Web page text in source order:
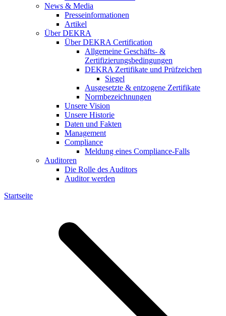
News & Media
Presseinformationen
Artikel
Über DEKRA
Über DEKRA Certification
Allgemeine Geschäfts- &
Zertifizierungsbedingungen
DEKRA Zertifikate und Prüfzeichen
Siegel
Ausgesetzte & entzogene Zertifikate
Normbezeichnungen
Unsere Vision
Unsere Historie
Daten und Fakten
Management
Compliance
Meldung eines Compliance-Falls
Auditoren
Die Rolle des Auditors
Auditor werden
Startseite